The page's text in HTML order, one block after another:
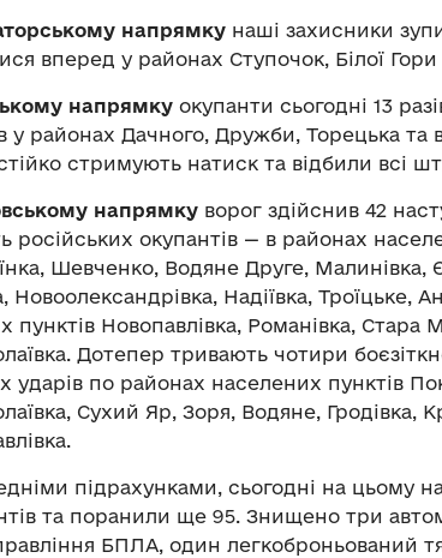
напрямку наші захисники
вперед у районах Ступочок, Білої Гори
напрямку окупанти сьогодні 13
у районах Дачного, Дружби, Торецька
стримують натиск та відбили всі
напрямку ворог здійснив 42
російських окупантів — в районах
Шевченко, Водяне Друге, Малинівка,
Новоолександрівка, Надіївка, Троїцьке,
пунктів Новопавлівка, Романівка, Стара
Дотепер тривають чотири
ударів по районах населених пунктів
Сухий Яр, Зоря, Водяне, Гродівка,
підрахунками, сьогодні на цьому
та поранили ще 95. Знищено три
БПЛА, один легкоброньований